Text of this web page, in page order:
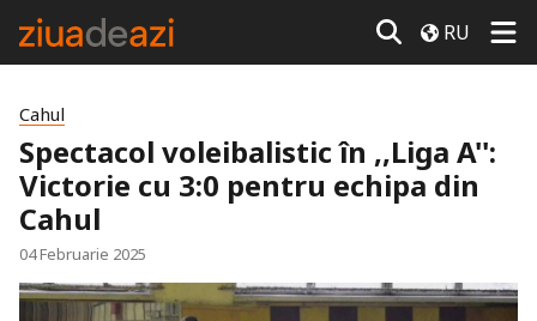
RU
Cahul
Spectacol voleibalistic în ,,Liga A'':
Victorie cu 3:0 pentru echipa din
Cahul
04 Februarie 2025